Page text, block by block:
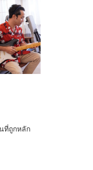
ที่ถูกหลัก